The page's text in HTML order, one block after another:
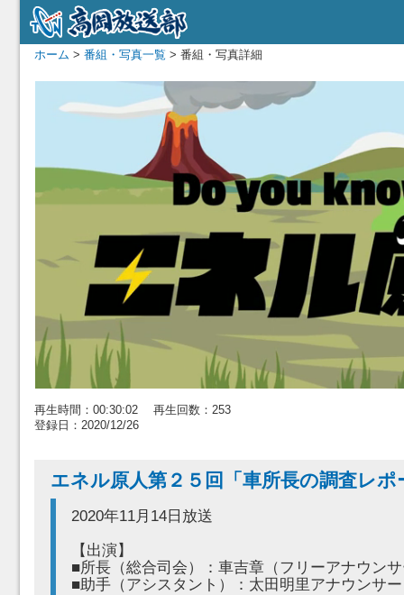
ホーム > 番組・写真一覧 > 番組・写真詳細
再生時間：00:30:02 再生回数：253
登録日：2020/12/26
エネル原人第２５回「車所長の調査レ
2020年11月14日放送
【出演】
■所長（総合司会）：車吉章（フリーアナウン
■助手（アシスタント）：太田明里アナウンサー